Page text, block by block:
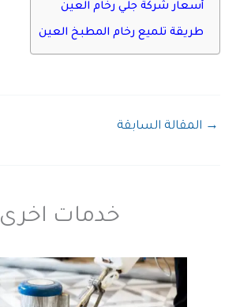
أسعار شركة جلي رخام العين
طريقة تلميع رخام المطبخ العين
→ المقالة السابقة
خدمات اخرى